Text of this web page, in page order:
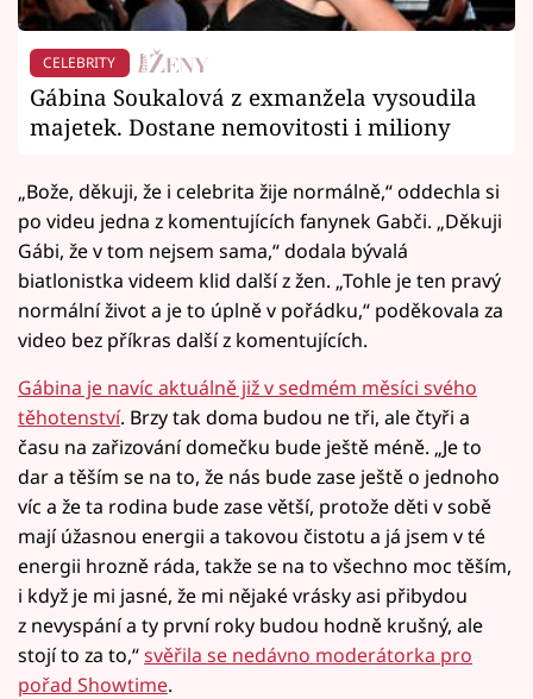
CELEBRITY
Gábina Soukalová z exmanžela vysoudila
majetek. Dostane nemovitosti i miliony
„Bože, děkuji, že i celebrita žije normálně,“ oddechla si
po videu jedna z komentujících fanynek Gabči. „Děkuji
Gábi, že v tom nejsem sama,“ dodala bývalá
biatlonistka videem klid další z žen. „Tohle je ten pravý
normální život a je to úplně v pořádku,“ poděkovala za
video bez příkras další z komentujících.
Gábina je navíc aktuálně již v sedmém měsíci svého
těhotenství. Brzy tak doma budou ne tři, ale čtyři a
času na zařizování domečku bude ještě méně. „Je to
dar a těším se na to, že nás bude zase ještě o jednoho
víc a že ta rodina bude zase větší, protože děti v sobě
mají úžasnou energii a takovou čistotu a já jsem v té
energii hrozně ráda, takže se na to všechno moc těším,
i když je mi jasné, že mi nějaké vrásky asi přibydou
z nevyspání a ty první roky budou hodně krušný, ale
stojí to za to,“svěřila se nedávno moderátorka pro
pořad Showtime.